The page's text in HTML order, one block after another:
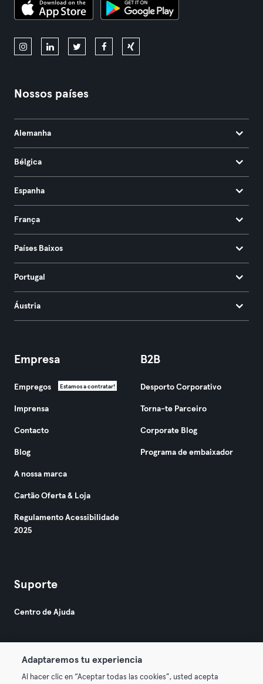
Nossos países
Alemanha
Bélgica
Espanha
França
Países Baixos
Portugal
Áustria
Empresa
Empregos Estamos a contratar!
Imprensa
Contacto
Blog
A nossa marca
Cartão Oferta & Loja
Regulamento Acessibilidade
2025
B2B
Desporto Corporativo
Torna-te Parceiro
Corporate Blog
Programa de embaixador
Suporte
Centro de Ajuda
Adaptaremos tu experiencia
Al hacer clic en “Aceptar todas las cookies”, usted acepta